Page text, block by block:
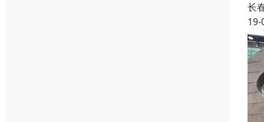
长
19-